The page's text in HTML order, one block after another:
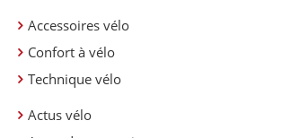
Accessoires vélo
Confort à vélo
Technique vélo
Actus vélo